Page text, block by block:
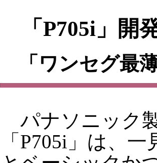
「P705i」開
「ワンセグ最
パナソニック
「P705i」は、一